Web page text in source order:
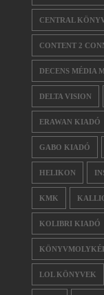
CENTRAL
CONTENT 2
DECENS MÉDIA
DELTA VISION
ERAWAN KIADÓ
GABO KIADÓ
HELIKON
KMK
KOLIBRI KIADÓ
LOL KÖNYVEK